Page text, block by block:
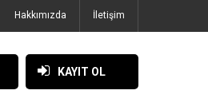
Hakkımızda İletişim
KAYIT OL